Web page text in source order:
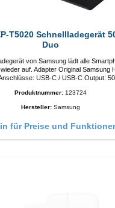
T5020 Schnellladegerät
Duo
von Samsung lädt alle
Original Samsung Hochwertige
Schwarz/li>
Produktnummer: 123724
Hersteller: Samsung
für Preise und